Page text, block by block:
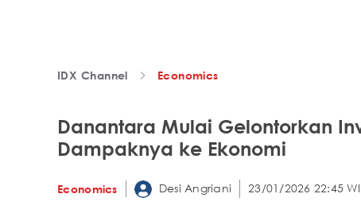
IDX Channel Economics
Danantara Mulai Gelontorkan
Dampaknya ke Ekonomi
Economics Desi Angriani 23/01/2026 22:45